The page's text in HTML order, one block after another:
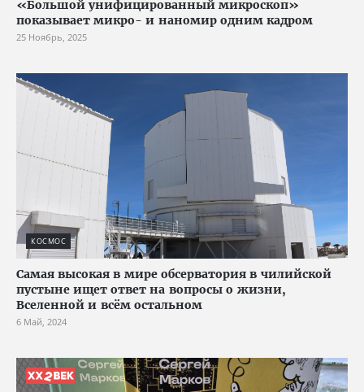
«Большой унифицированный микроскоп»
показывает микро- и наномир одним кадром
25 Ноябрь, 2025
КОСМОС
Самая высокая в мире обсерватория в чилийской
пустыне ищет ответ на вопросы о жизни,
Вселенной и всём остальном
6 Май, 2024